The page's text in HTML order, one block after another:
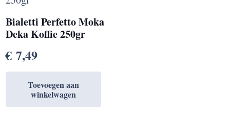
Bialetti Perfetto Moka
Deka Koffie 250gr
€ 7,49
Toevoegen aan
winkelwagen